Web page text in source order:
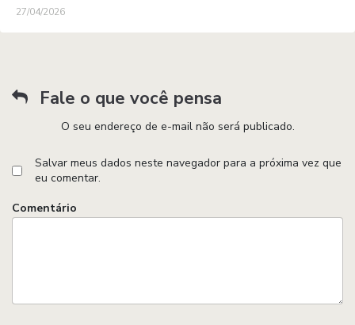
27/04/2026
Fale o que você pensa
O seu endereço de e-mail não será publicado.
Salvar meus dados neste navegador para a próxima vez que
eu comentar.
Comentário